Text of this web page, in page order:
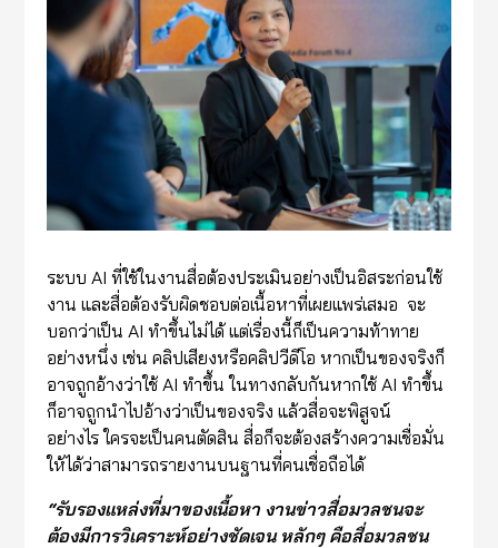
ระบบ AI ที่ใช้ในงานสื่อต้องประเมินอย่างเป็นอิสระก่อนใช้
งาน และสื่อต้องรับผิดชอบต่อเนื้อหาที่เผยแพร่เสมอ จะ
บอกว่าเป็น AI ทำขึ้นไม่ได้ แต่เรื่องนี้ก็เป็นความท้าทาย
อย่างหนึ่ง เช่น คลิปเสียงหรือคลิปวีดีโอ หากเป็นของจริงก็
อาจถูกอ้างว่าใช้ AI ทำขึ้น ในทางกลับกันหากใช้ AI ทำขึ้น
ก็อาจถูกนำไปอ้างว่าเป็นของจริง แล้วสื่อจะพิสูจน์
อย่างไร ใครจะเป็นคนตัดสิน สื่อก็จะต้องสร้างความเชื่อมั่น
ให้ได้ว่าสามารถรายงานบนฐานที่คนเชื่อถือได้
“รับรองแหล่งที่มาของเนื้อหา งานข่าวสื่อมวลชนจะ
ต้องมีการวิเคราะห์อย่างชัดเจน หลักๆ คือสื่อมวลชน